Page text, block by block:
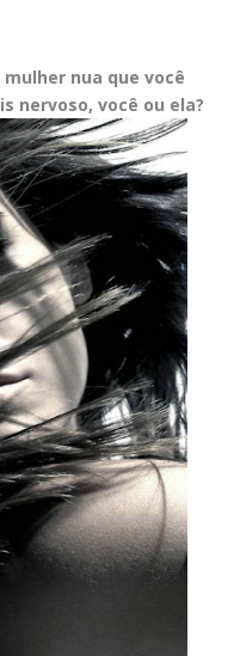
nua que você
nervoso, você ou ela?